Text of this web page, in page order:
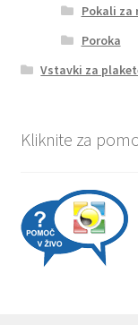
Pokali za
Poroka
Vstavki za
Kliknite za